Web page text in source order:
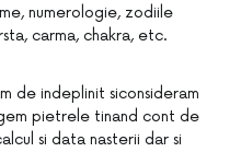
numerologie, zodiile
carma, chakra, etc.
de indeplinit siconsideram
pietrele tinand cont de
si data nasterii dar si